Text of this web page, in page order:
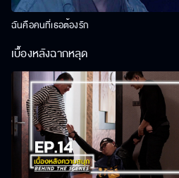
ฉันคือคนที่เธอต้องรัก
เบื้องหลังฉากหลุด